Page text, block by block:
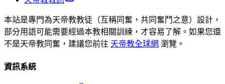
本站是專門為天帝教教徒（互稱同奮，共同奮鬥之意）設計，
部分用語可能需要經過本教相關訓練，才容易了解。如果您還
不是天帝教同奮，建議您前往 天帝教全球網 瀏覽。
資訊系統